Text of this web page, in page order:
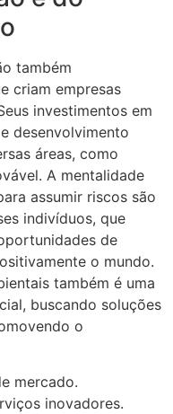
também
criam empresas
investimentos em
desenvolvimento
áreas, como
A mentalidade
assumir riscos são
indivíduos, que
de
o mundo.
também é uma
buscando soluções
o
mercado.
inovadores.